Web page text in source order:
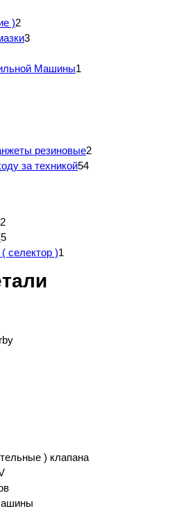
)2
3
Машины1
резиновые2
за техникой54
5
селектор )1
) клапана